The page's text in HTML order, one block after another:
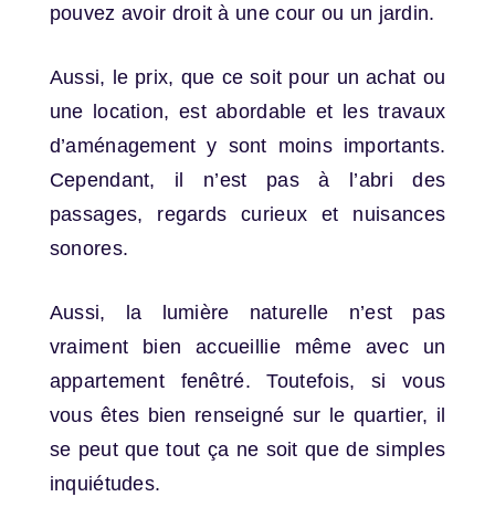
pouvez avoir droit à une cour ou un jardin.
Aussi, le prix, que ce soit pour un achat ou
une location, est abordable et les travaux
d’aménagement y sont moins importants.
Cependant, il n’est pas à l’abri des
passages, regards curieux et nuisances
sonores.
Aussi, la lumière naturelle n’est pas
vraiment bien accueillie même avec un
appartement fenêtré. Toutefois, si vous
vous êtes bien renseigné sur le quartier, il
se peut que tout ça ne soit que de simples
inquiétudes.